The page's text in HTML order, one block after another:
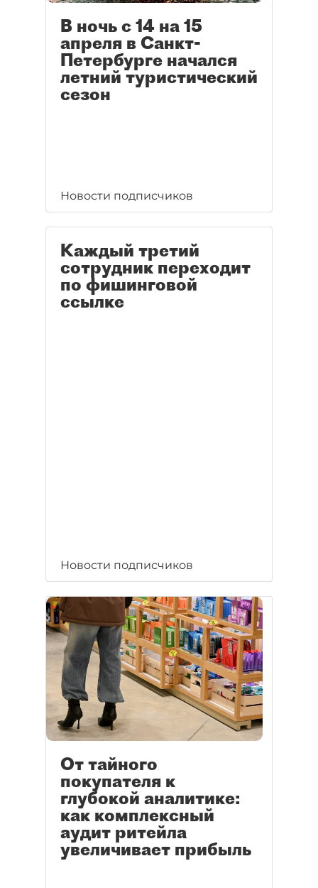
В ночь с 14 на 15
апреля в Санкт-
Петербурге начался
летний туристический
сезон
Новости подписчиков
Каждый третий
сотрудник переходит
по фишинговой
ссылке
Новости подписчиков
От тайного
покупателя к
глубокой аналитике:
как комплексный
аудит ритейла
увеличивает прибыль